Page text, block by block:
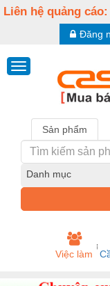
Liên hệ quảng cáo:
Đăng
Sản phẩm
Danh mục
Việc làm